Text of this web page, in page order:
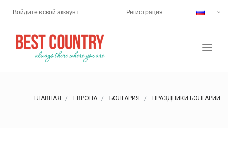
Войдите в свой аккаунт Регистрация
ГЛАВНАЯ ЕВРОПА БОЛГАРИЯ ПРАЗДНИКИ БОЛГАРИИ